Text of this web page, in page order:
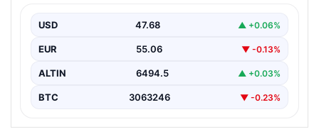
USD 47.68 ▲ +0.06%
EUR 55.06 ▼ -0.13%
ALTIN 6494.5 ▲ +0.03%
BTC 3063246 ▼ -0.23%